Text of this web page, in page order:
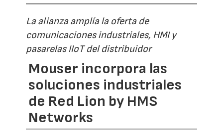
La alianza amplía la oferta de
comunicaciones industriales, HMI y
pasarelas IIoT del distribuidor
Mouser incorpora las
soluciones industriales
de Red Lion by HMS
Networks